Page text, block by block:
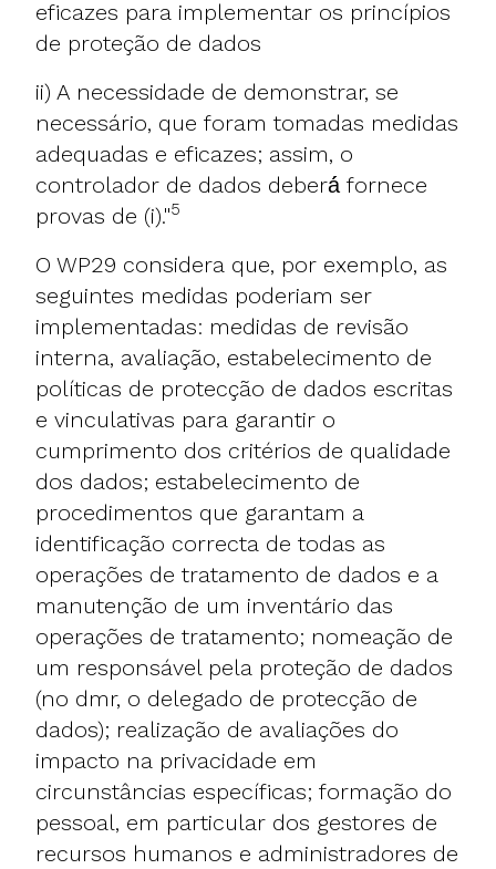
eficazes para implementar os princípios
de proteção de dados
ii) A necessidade de demonstrar, se
necessário, que foram tomadas medidas
adequadas e eficazes; assim, o
controlador de dados deberá́ fornece
provas de (i)."5
O WP29 considera que, por exemplo, as
seguintes medidas poderiam ser
implementadas: medidas de revisão
interna, avaliação, estabelecimento de
políticas de protecção de dados escritas
e vinculativas para garantir o
cumprimento dos critérios de qualidade
dos dados; estabelecimento de
procedimentos que garantam a
identificação correcta de todas as
operações de tratamento de dados e a
manutenção de um inventário das
operações de tratamento; nomeação de
um responsável pela proteção de dados
(no dmr, o delegado de protecção de
dados); realização de avaliações do
impacto na privacidade em
circunstâncias específicas; formação do
pessoal, em particular dos gestores de
recursos humanos e administradores de